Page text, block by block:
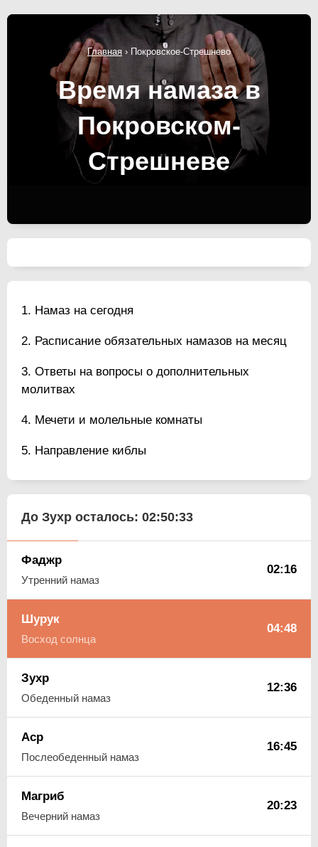
Главная › Покровское-Стрешнево
Время намаза в
Покровском-
Стрешневе
Намаз на сегодня
Расписание обязательных намазов на месяц
Ответы на вопросы о дополнительных
молитвах
Мечети и молельные комнаты
Направление киблы
До Зухр осталось: 02:50:32
Фаджр
Утренний намаз
02:16
Шурук
Восход солнца
04:48
Зухр
Обеденный намаз
12:36
Аср
Послеобеденный намаз
16:45
Магриб
Вечерний намаз
20:23